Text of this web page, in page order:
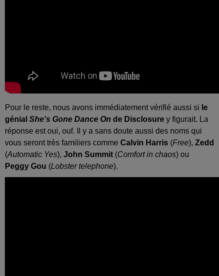
Pour le reste, nous avons immédiatement vérifié aussi si le
génial She's Gone Dance On de Disclosure y figurait. La
réponse est oui, ouf. Il y a sans doute aussi des noms qui
vous seront très familiers comme Calvin Harris (Free), Zedd
(Automatic Yes), John Summit (Comfort in chaos) ou
Peggy Gou (Lobster telephone).